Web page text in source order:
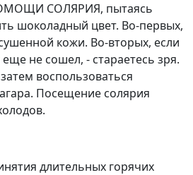
СОЛЯРИЯ, пытаясь
шоколадный цвет. Во-первых,
кожи. Во-вторых, если
не сошел, - стараетесь зря.
воспользоваться
Посещение солярия
длительных горячих